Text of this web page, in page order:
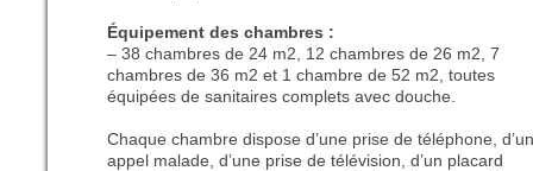
Équipement des chambres :
– 38 chambres de 24 m2, 12 chambres de 26 m2, 7
chambres de 36 m2 et 1 chambre de 52 m2, toutes
équipées de sanitaires complets avec douche.
Chaque chambre dispose d’une prise de téléphone, d’un
appel malade, d’une prise de télévision, d’un placard